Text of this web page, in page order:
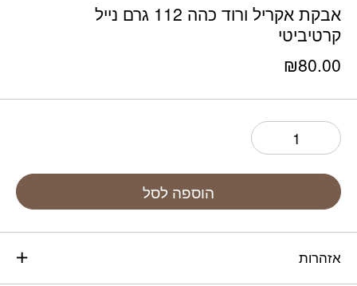
אבקת אקריל ורוד כהה 112 גרם נייל
קרטיביטי
₪80.00
הוספה לסל
אזהרות